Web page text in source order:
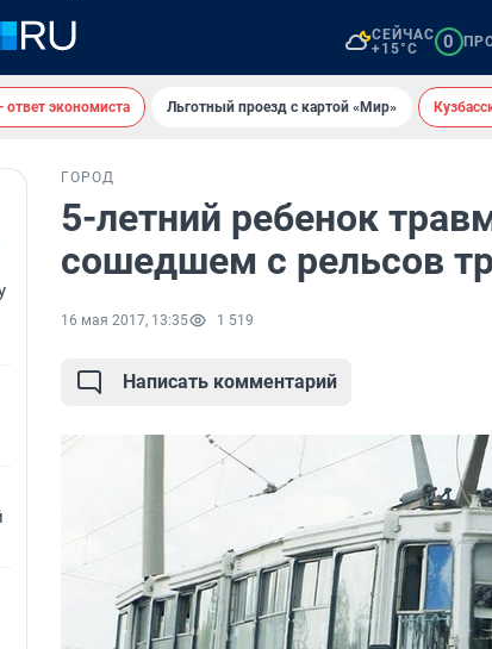
СЕЙЧАС
+15°C
0
экономиста Льготный проезд с картой «Мир»
ГОРОД
5-летний ребенок
сошедшем с рельсов
16 мая 2017, 13:35 1 519
Написать комментарий